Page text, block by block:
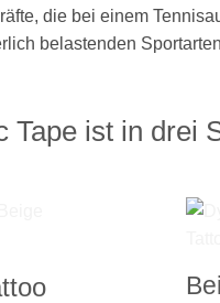
die bei einem
belastenden
Tape ist in drei